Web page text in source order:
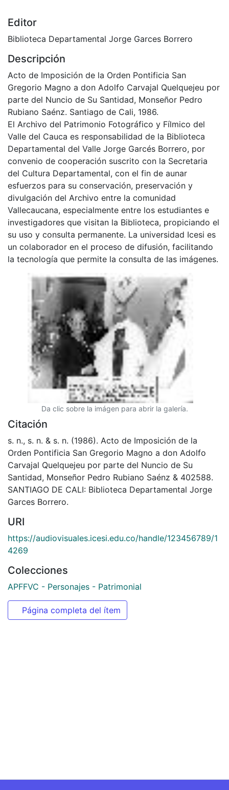
Editor
Biblioteca Departamental Jorge Garces Borrero
Descripción
Acto de Imposición de la Orden Pontificia San
Gregorio Magno a don Adolfo Carvajal Quelquejeu por
parte del Nuncio de Su Santidad, Monseñor Pedro
Rubiano Saénz. Santiago de Cali, 1986.
El Archivo del Patrimonio Fotográfico y Fílmico del
Valle del Cauca es responsabilidad de la Biblioteca
Departamental del Valle Jorge Garcés Borrero, por
convenio de cooperación suscrito con la Secretaria
del Cultura Departamental, con el fin de aunar
esfuerzos para su conservación, preservación y
divulgación del Archivo entre la comunidad
Vallecaucana, especialmente entre los estudiantes e
investigadores que visitan la Biblioteca, propiciando el
su uso y consulta permanente. La universidad Icesi es
un colaborador en el proceso de difusión, facilitando
la tecnología que permite la consulta de las imágenes.
Da clic sobre la imágen para abrir la galería.
Citación
s. n., s. n. & s. n. (1986). Acto de Imposición de la
Orden Pontificia San Gregorio Magno a don Adolfo
Carvajal Quelquejeu por parte del Nuncio de Su
Santidad, Monseñor Pedro Rubiano Saénz & 402588.
SANTIAGO DE CALI: Biblioteca Departamental Jorge
Garces Borrero.
URI
https://audiovisuales.icesi.edu.co/handle/123456789/1
4269
Colecciones
APFFVC - Personajes - Patrimonial
Página completa del ítem